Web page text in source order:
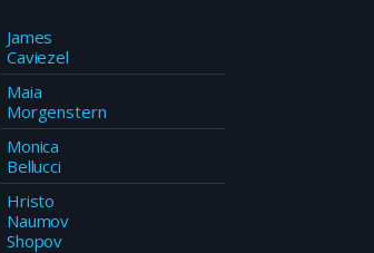
James
Caviezel
Maia
Morgenstern
Monica
Bellucci
Hristo
Naumov
Shopov